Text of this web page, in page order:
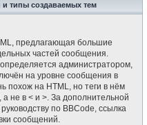
типы создаваемых тем
предлагающая большие
частей сообщения.
администратором,
на уровне сообщения в
похож на HTML, но теги в нём
а не в < и >. За дополнительной
по BBCode, ссылка
сообщений.